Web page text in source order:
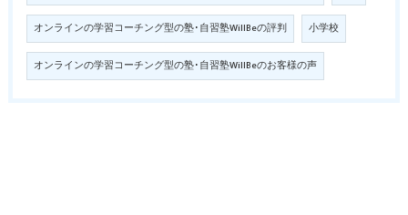
オンラインの学習コーチング型の塾･自習塾WillBeの評判 小学校
オンラインの学習コーチング型の塾･自習塾WillBeのお客様の声